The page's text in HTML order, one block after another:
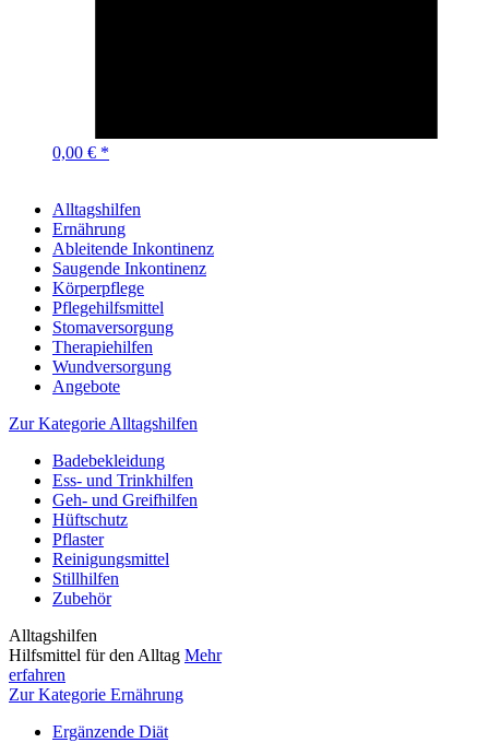
0,00 € *
Alltagshilfen
Ernährung
Ableitende Inkontinenz
Saugende Inkontinenz
Körperpflege
Pflegehilfsmittel
Stomaversorgung
Therapiehilfen
Wundversorgung
Angebote
Zur Kategorie Alltagshilfen
Badebekleidung
Ess- und Trinkhilfen
Geh- und Greifhilfen
Hüftschutz
Pflaster
Reinigungsmittel
Stillhilfen
Zubehör
Alltagshilfen
Hilfsmittel für den Alltag Mehr
erfahren
Zur Kategorie Ernährung
Ergänzende Diät